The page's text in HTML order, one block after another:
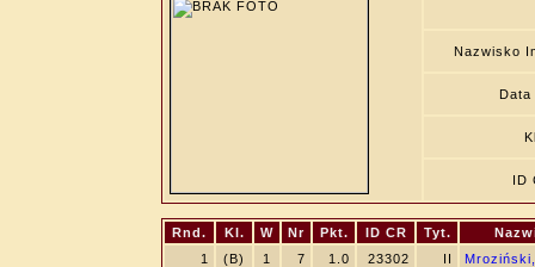
Nazwisko
Data
ID
Rnd. Kl. W Nr Pkt. ID CR Tyt.
1
(B) 1 7 1.0 23302 II